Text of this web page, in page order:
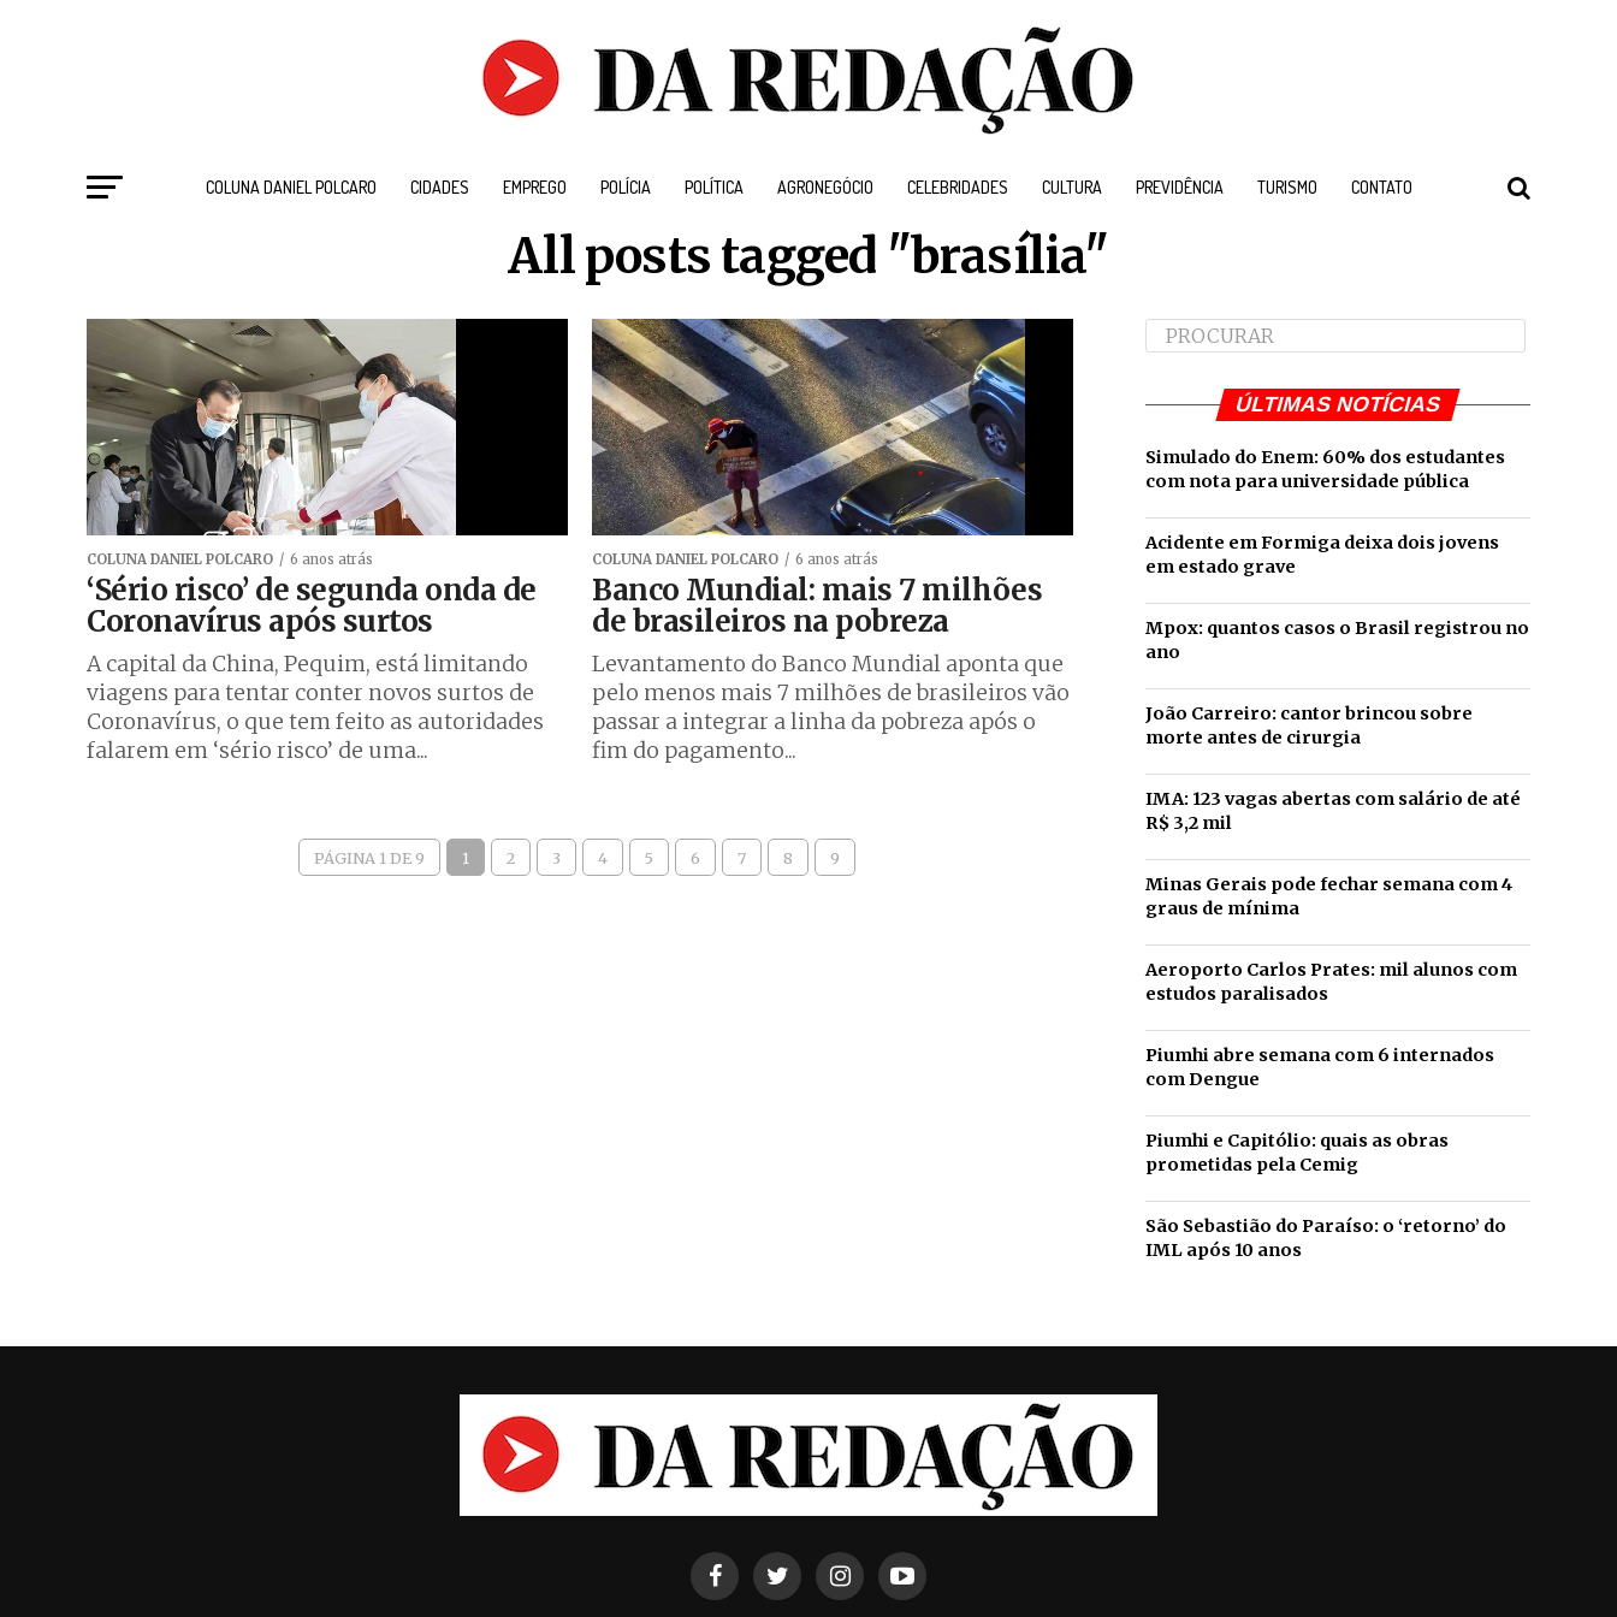
COLUNA DANIEL POLCARO CIDADES EMPREGO POLÍCIA POLÍTICA AGRONEGÓCIO CELEBRIDADES CULTURA PREVIDÊNCIA TURISMO CONTATO
All posts tagged "brasília"
COLUNA DANIEL POLCARO 6 anos atrás
‘Sério risco’ de segunda onda de
Coronavírus após surtos
A capital da China, Pequim, está limitando
viagens para tentar conter novos surtos de
Coronavírus, o que tem feito as autoridades
falarem em ‘sério risco’ de uma...
COLUNA DANIEL POLCARO 6 anos atrás
Banco Mundial: mais 7 milhões
de brasileiros na pobreza
Levantamento do Banco Mundial aponta que
pelo menos mais 7 milhões de brasileiros vão
passar a integrar a linha da pobreza após o
fim do pagamento...
PÁGINA 1 DE 9 1 2 3 4 5 6 7 8 9
ÚLTIMAS NOTÍCIAS
Simulado do Enem: 60% dos estudantes
com nota para universidade pública
Acidente em Formiga deixa dois jovens
em estado grave
Mpox: quantos casos o Brasil registrou no
ano
João Carreiro: cantor brincou sobre
morte antes de cirurgia
IMA: 123 vagas abertas com salário de até
R$ 3,2 mil
Minas Gerais pode fechar semana com 4
graus de mínima
Aeroporto Carlos Prates: mil alunos com
estudos paralisados
Piumhi abre semana com 6 internados
com Dengue
Piumhi e Capitólio: quais as obras
prometidas pela Cemig
São Sebastião do Paraíso: o ‘retorno’ do
IML após 10 anos